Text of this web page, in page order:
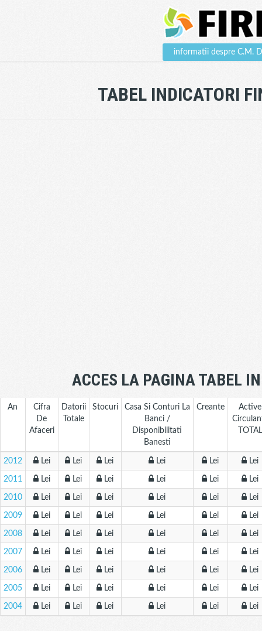
informatii despre C.M.
TABEL INDICATORI
ACCES LA PAGINA TABEL
An
Cifra
De
Afaceri
Datorii
Totale
Stocuri
Casa Si Conturi La
Banci /
Disponibilitati
Banesti
Creante
Active
TOTAL
2012 Lei Lei Lei Lei Lei Lei
2011 Lei Lei Lei Lei Lei Lei
2010 Lei Lei Lei Lei Lei Lei
2009 Lei Lei Lei Lei Lei Lei
2008 Lei Lei Lei Lei Lei Lei
2007 Lei Lei Lei Lei Lei Lei
2006 Lei Lei Lei Lei Lei Lei
2005 Lei Lei Lei Lei Lei Lei
2004 Lei Lei Lei Lei Lei Lei